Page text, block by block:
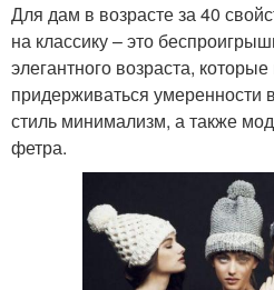
Для дам в возрасте за 40
на классику – это
элегантного возраста,
придерживаться умеренности
стиль минимализм, а также
фетра.